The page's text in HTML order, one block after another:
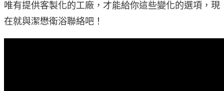
唯有提供客製化的工廠，才能給你這些變化的選項，現
在就與潔懋衛浴聯絡吧！